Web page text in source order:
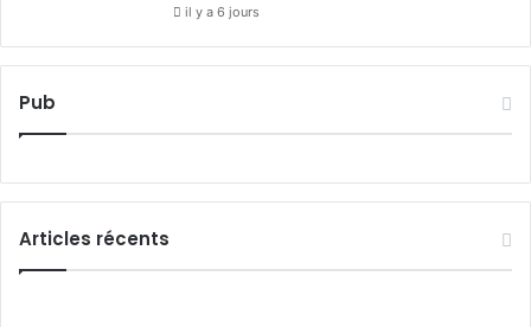
il y a 6 jours
Pub
Articles récents